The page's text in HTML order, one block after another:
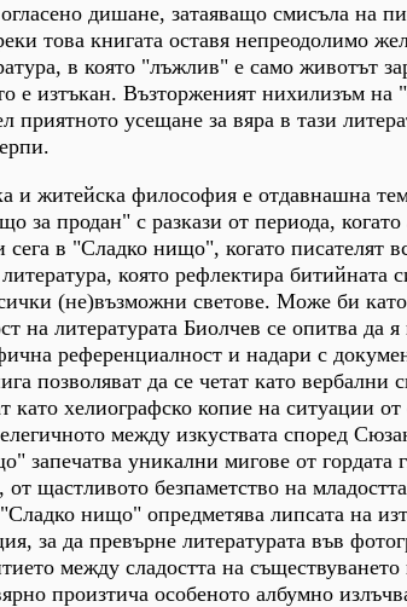
дишане, затаяващо смисъла на
това книгата оставя непреодолимо
в която "лъжлив" е само животът
е изтъкан. Възторженият нихилизъм на
усещане за вяра в тази
и житейска философия е отдавнашна
за продан" с разкази от периода, когато
в "Сладко нищо", когато писателят
която рефлектира битийната
(не)възможни светове. Може би като
на литературата Биолчев се опитва да
референциалност и надари с
позволяват да се четат като вербални
като хелиографско копие на ситуации от
между изкуствата според
запечатва уникални мигове от гордата
щастливото безпаметство на
нищо" опредметява липсата на
за да превърне литературата във
между сладостта на съществуването
произтича особеното албумно